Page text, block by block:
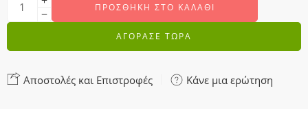
ΠΡΟΣΘΉΚΗ ΣΤΟ ΚΑΛΆΘΙ
ΑΓΟΡΑΣΕ ΤΩΡΑ
Αποστολές και Επιστροφές Κάνε μια ερώτηση